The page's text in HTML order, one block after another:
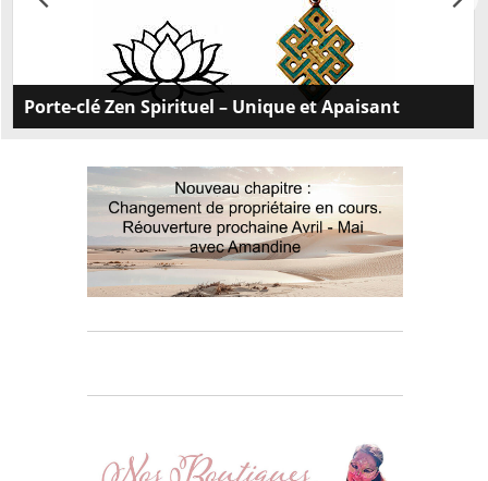
Porte-clé Zen Spirituel – Unique et Apaisant
pour rajouter une touche de paix à votre quotidien.
Achetez maintenant !